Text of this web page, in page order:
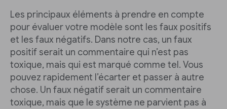
Les principaux éléments à prendre en compte
pour évaluer votre modèle sont les faux positifs
et les faux négatifs. Dans notre cas, un faux
positif serait un commentaire qui n’est pas
toxique, mais qui est marqué comme tel. Vous
pouvez rapidement l’écarter et passer à autre
chose. Un faux négatif serait un commentaire
toxique, mais que le système ne parvient pas à